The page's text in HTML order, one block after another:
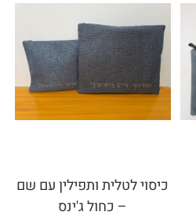
כיסוי לטלית ותפילין עם שם
– כחול ג'ינס